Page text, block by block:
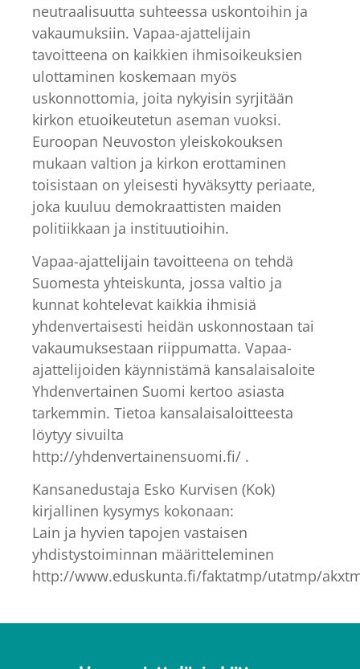
neutraalisuutta suhteessa uskontoihin ja
vakaumuksiin. Vapaa-ajattelijain
tavoitteena on kaikkien ihmisoikeuksien
ulottaminen koskemaan myös
uskonnottomia, joita nykyisin syrjitään
kirkon etuoikeutetun aseman vuoksi.
Euroopan Neuvoston yleiskokouksen
mukaan valtion ja kirkon erottaminen
toisistaan on yleisesti hyväksytty periaate,
joka kuuluu demokraattisten maiden
politiikkaan ja instituutioihin.
Vapaa-ajattelijain tavoitteena on tehdä
Suomesta yhteiskunta, jossa valtio ja
kunnat kohtelevat kaikkia ihmisiä
yhdenvertaisesti heidän uskonnostaan tai
vakaumuksestaan riippumatta. Vapaa-
ajattelijoiden käynnistämä kansalaisaloite
Yhdenvertainen Suomi kertoo asiasta
tarkemmin. Tietoa kansalaisaloitteesta
löytyy sivuilta
http://yhdenvertainensuomi.fi/ .
Kansanedustaja Esko Kurvisen (Kok)
kirjallinen kysymys kokonaan:
Lain ja hyvien tapojen vastaisen
yhdistystoiminnan määritteleminen
http://www.eduskunta.fi/faktatmp/utatmp/